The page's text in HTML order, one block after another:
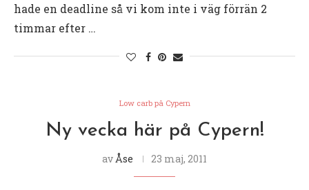
hade en deadline så vi kom inte i väg förrän 2
timmar efter …
Low carb på Cypern
Ny vecka här på Cypern!
av Åse 23 maj, 2011